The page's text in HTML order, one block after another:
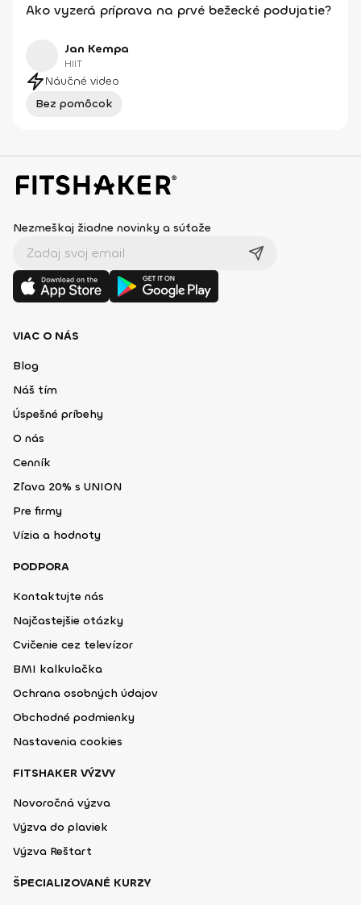
Ako vyzerá príprava na prvé bežecké podujatie?
Jan Kempa
HIIT
Náučné video
Bez pomôcok
Nezmeškaj žiadne novinky a súťaže
VIAC O NÁS
Blog
Náš tím
Úspešné príbehy
O nás
Cenník
Zľava 20% s UNION
Pre firmy
Vízia a hodnoty
PODPORA
Kontaktujte nás
Najčastejšie otázky
Cvičenie cez televízor
BMI kalkulačka
Ochrana osobných údajov
Obchodné podmienky
Nastavenia cookies
FITSHAKER VÝZVY
Novoročná výzva
Výzva do plaviek
Výzva Reštart
ŠPECIALIZOVANÉ KURZY